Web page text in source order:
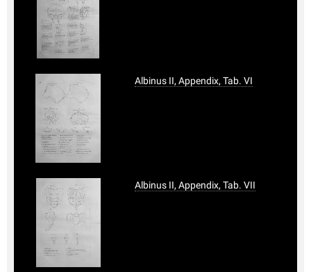
Albinus II, Appendix, Tab. VI
Albinus II, Appendix, Tab. VII